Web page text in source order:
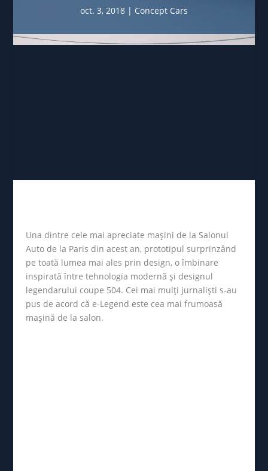
oct. 3, 2018 | Concept Cars
Una dintre cele mai apreciate mașini de la Salonul
Auto de la Paris din acest an, prototipul surprinzând
pe toată lumea mai ales prin design, o îmbinare
inspirată între tehnologia modernă și designul
legendarului coupe 504. Cei mai mulți jurnaliști s-au
pus de acord că e-Legend este cea mai frumoasă
mașină de la salon.